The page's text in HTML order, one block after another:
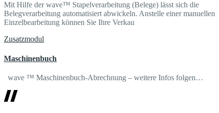
Mit Hilfe der wave™ Stapelverarbeitung (Belege) lässt sich die
Belegverarbeitung automatisiert abwickeln. Anstelle einer manuellen
Einzelbearbeitung können Sie Ihre Verkau
Zusatzmodul
Maschinenbuch
wave ™ Maschinenbuch-Abrechnung – weitere Infos folgen…